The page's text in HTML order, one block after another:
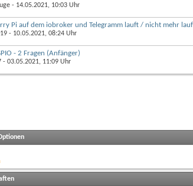
- 14.05.2021, 10:03 Uhr
Pi auf dem iobroker und Telegramm lauft / nicht mehr
- 10.05.2021, 08:24 Uhr
- 2 Fragen (Anfänger)
- 03.05.2021, 11:09 Uhr